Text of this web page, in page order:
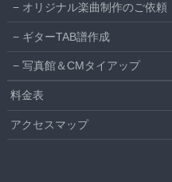
オリジナル楽曲制作のご依頼
ギターTAB譜作成
写真館＆CMタイアップ
料金表
アクセスマップ